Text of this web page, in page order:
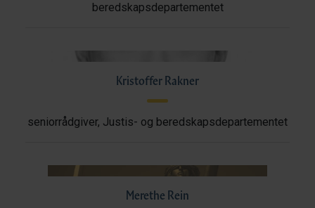
beredskapsdepartementet
Kristoffer Rakner
seniorrådgiver, Justis- og beredskapsdepartementet
Merethe Rein